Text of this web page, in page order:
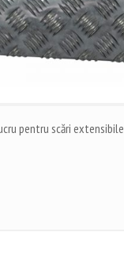
pentru scări extensibile